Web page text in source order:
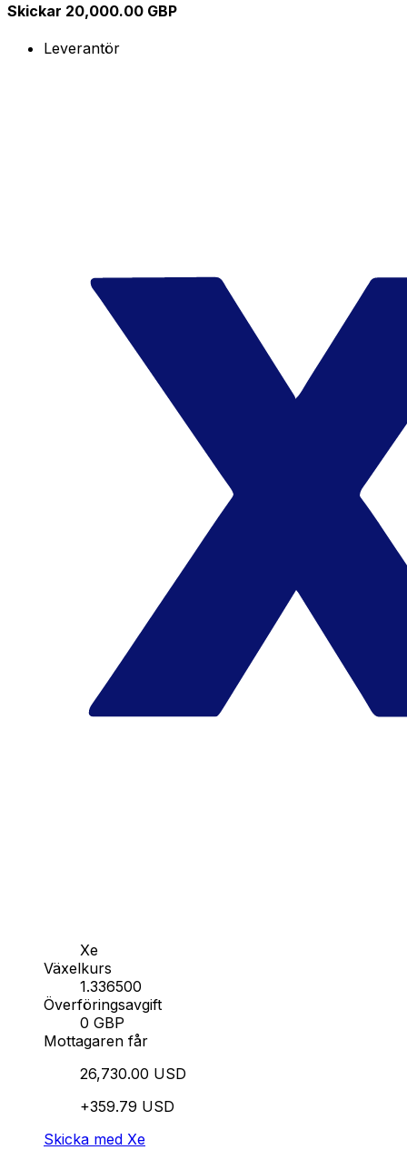
Skickar 20,000.00 GBP
Leverantör
Xe
Växelkurs
1.336500
Överföringsavgift
0 GBP
Mottagaren får
26,730.00 USD
+359.79 USD
Skicka med Xe